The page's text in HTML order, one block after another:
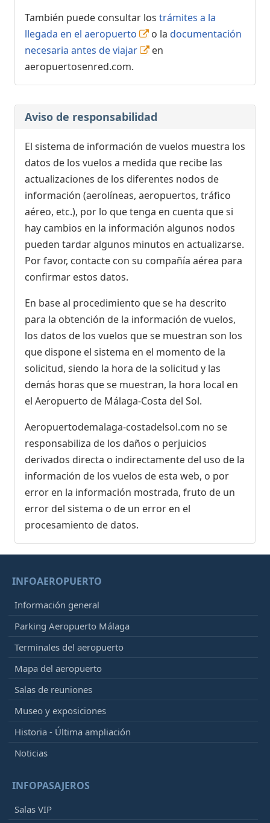
También puede consultar los trámites a la
llegada en el aeropuerto
o la documentación
necesaria antes de viajar
en
aeropuertosenred.com.
Aviso de responsabilidad
El sistema de información de vuelos muestra los
datos de los vuelos a medida que recibe las
actualizaciones de los diferentes nodos de
información (aerolíneas, aeropuertos, tráfico
aéreo, etc.), por lo que tenga en cuenta que si
hay cambios en la información algunos nodos
pueden tardar algunos minutos en actualizarse.
Por favor, contacte con su compañía aérea para
confirmar estos datos.
En base al procedimiento que se ha descrito
para la obtención de la información de vuelos,
los datos de los vuelos que se muestran son los
que dispone el sistema en el momento de la
solicitud, siendo la hora de la solicitud y las
demás horas que se muestran, la hora local en
el Aeropuerto de Málaga-Costa del Sol.
Aeropuertodemalaga-costadelsol.com no se
responsabiliza de los daños o perjuicios
derivados directa o indirectamente del uso de la
información de los vuelos de esta web, o por
error en la información mostrada, fruto de un
error del sistema o de un error en el
procesamiento de datos.
INFOAEROPUERTO
Información general
Parking Aeropuerto Málaga
Terminales del aeropuerto
Mapa del aeropuerto
Salas de reuniones
Museo y exposiciones
Historia - Última ampliación
Noticias
INFOPASAJEROS
Salas VIP